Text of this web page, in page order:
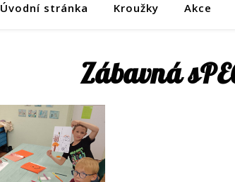
Úvodní stránka Kroužky Akce
Zábavná